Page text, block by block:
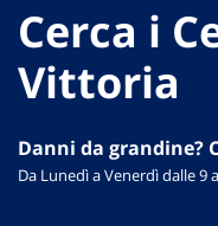
Cerca i
Vittoria
Danni da grandine?
Da Lunedì a Venerdì dalle 9